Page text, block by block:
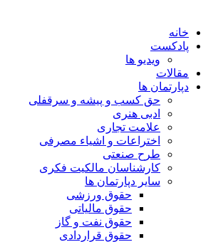
خانه
پادکست
ویدیو ها
مقالات
دپارتمان ها
حق کسب و پیشه و سرقفلی
ادبی هنری
علامت تجاری
اختراعات و اشیاء مصرفی
طرح صنعتی
کارشناسان مالکیت فکری
سایر دپارتمان ها
حقوق ورزشی
حقوق مالیاتی
حقوق نفت و گاز
حقوق قراردادی